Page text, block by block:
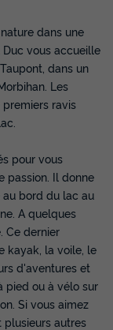
dans une
vous accueille
dans un
Les
ravis
pour vous
passion. Il donne
bord du lac au
A quelques
Ce dernier
kayak, la voile, le
d'aventures et
pied ou à vélo sur
Si vous aimez
plusieurs autres